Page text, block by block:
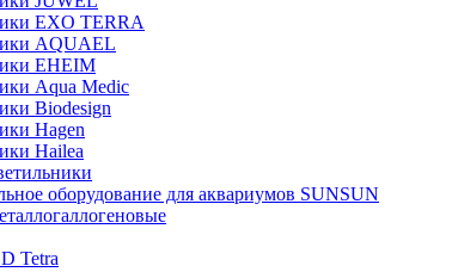
EXO TERRA
AQUAEL
EHEIM
Aqua Medic
Biodesign
Hagen
Hailea
оборудование для аквариумов SUNSUN
Tetra